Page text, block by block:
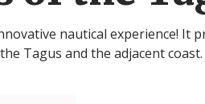
nautical experience! It
Tagus and the adjacent coast.